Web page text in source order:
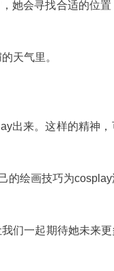
她会寻找合适的位置
天气里。
出来。这样的精神，
的绘画技巧为cosplay
们一起期待她未来